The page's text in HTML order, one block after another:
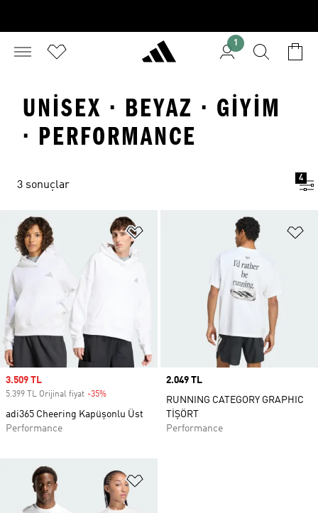
1
UNISEX · BEYAZ · GIYIM
· PERFORMANCE
3 sonuçlar
4
Favori Listesine Ekle
Sale price
3.509 TL
5.399 TL Orijinal fiyat -35%
adi365 Cheering Kapüşonlu Üst
Performance
Price
2.049 TL
RUNNING CATEGORY GRAPHIC
TİŞÖRT
Performance